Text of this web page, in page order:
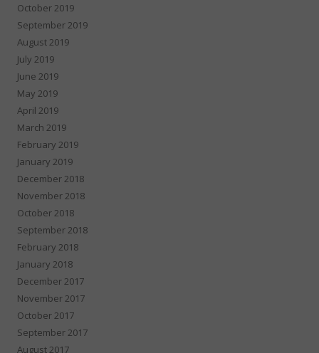
October 2019
September 2019
August 2019
July 2019
June 2019
May 2019
April 2019
March 2019
February 2019
January 2019
December 2018
November 2018
October 2018
September 2018
February 2018
January 2018
December 2017
November 2017
October 2017
September 2017
August 2017